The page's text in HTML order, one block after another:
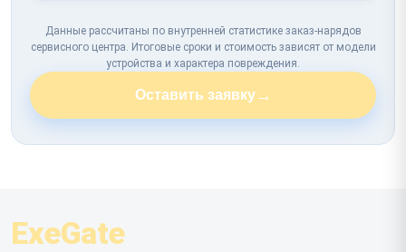
Данные рассчитаны по внутренней статистике заказ-нарядов
сервисного центра. Итоговые сроки и стоимость зависят от модели
устройства и характера повреждения.
Оставить заявку→
ExeGate